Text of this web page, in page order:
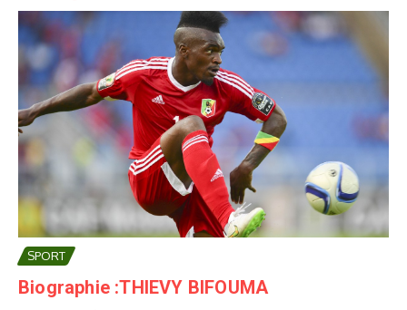
SPORT
Biographie :THIEVY BIFOUMA